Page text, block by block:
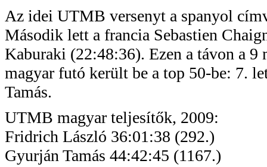
Az idei UTMB versenyt a spanyol
Második lett a francia Sebastien
Kaburaki (22:48:36). Ezen a távon a 9
magyar futó került be a top 50-be: 7.
Tamás.
UTMB magyar teljesítők, 2009:
Fridrich László 36:01:38 (292.)
Gyurján Tamás 44:42:45 (1167.)